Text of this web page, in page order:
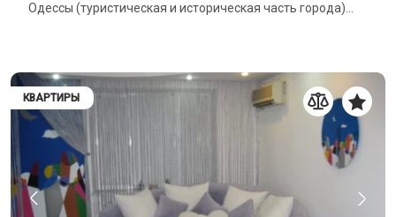
Одессы (туристическая и историческая часть города)...
КВАРТИРЫ